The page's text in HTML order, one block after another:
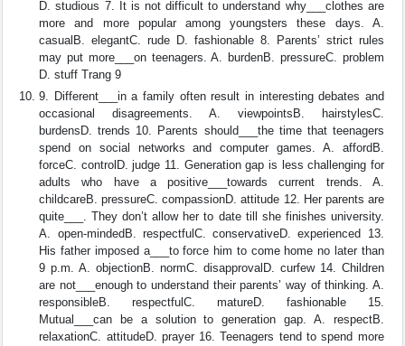
D. studious 7. It is not difficult to understand why___clothes are
more and more popular among youngsters these days. A.
casualB. elegantC. rude D. fashionable 8. Parents’ strict rules
may put more___on teenagers. A. burdenB. pressureC. problem
D. stuff Trang 9
9. Different___in a family often result in interesting debates and
occasional disagreements. A. viewpointsB. hairstylesC.
burdensD. trends 10. Parents should___the time that teenagers
spend on social networks and computer games. A. affordB.
forceC. controlD. judge 11. Generation gap is less challenging for
adults who have a positive___towards current trends. A.
childcareB. pressureC. compassionD. attitude 12. Her parents are
quite___. They don’t allow her to date till she finishes university.
A. open-mindedB. respectfulC. conservativeD. experienced 13.
His father imposed a___to force him to come home no later than
9 p.m. A. objectionB. normC. disapprovalD. curfew 14. Children
are not___enough to understand their parents’ way of thinking. A.
responsibleB. respectfulC. matureD. fashionable 15.
Mutual___can be a solution to generation gap. A. respectB.
relaxationC. attitudeD. prayer 16. Teenagers tend to spend more